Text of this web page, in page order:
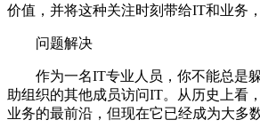
价值，并将这种关注时刻带给IT和业务，
问题解决
作为一名IT专业人员，你不能总是
助组织的其他成员访问IT。从历史上看
业务的最前沿，但现在它已经成为大多